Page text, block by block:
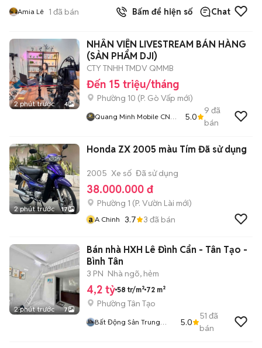
Amia Lê 1 đã bán Bấm để hiện số Chat
2 phút trước 4
NHÂN VIÊN LIVESTREAM BÁN HÀNG
(SẢN PHẨM DJI)
CTY TNHH TMDV QMMB
Đến 15 triệu/tháng
Phường 10 (P. Gò Vấp mới)
Quang Minh Mobile CN
5.0
9 đã
bán
2 phút trước 17
Honda ZX 2005 màu Tím Đã sử dụng
2005 Xe số Đã sử dụng
38.000.000 đ
Phường 1 (P. Vườn Lài mới)
a A Chinh 3.7 3 đã bán
2 phút trước 7
Bán nhà HXH Lê Đình Cẩn - Tân Tạo -
Bình Tân
3 PN Nhà ngõ, hẻm
4,2 tỷ 58 tr/m² 72 m²
Phường Tân Tạo
Bất Động Sản Trung
5.0
51 đã
bán